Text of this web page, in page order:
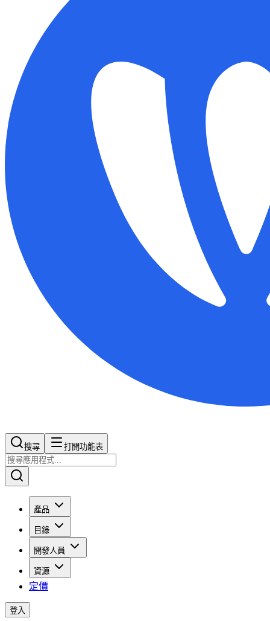
搜尋​​​​ 打開功能表
產品
目錄
開發人員
資源
定價
登入